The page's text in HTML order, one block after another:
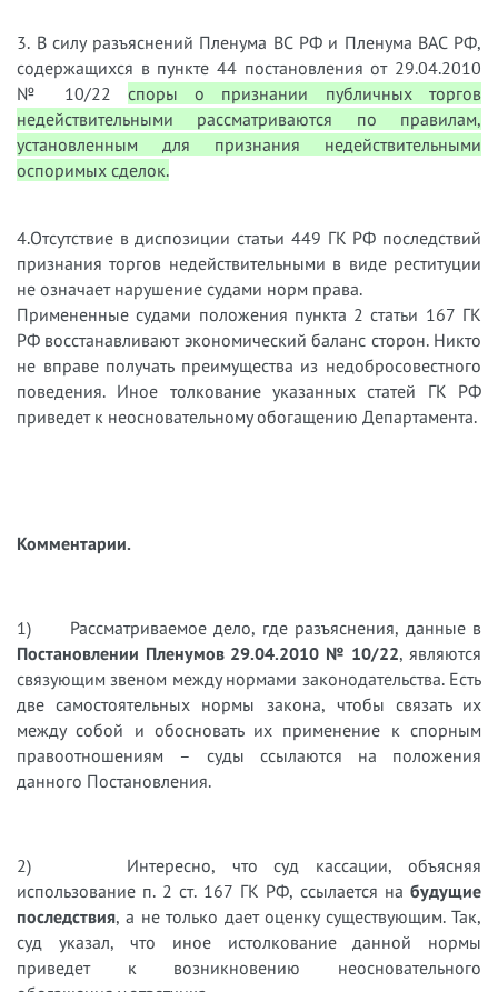
3. В силу разъяснений Пленума ВС РФ и Пленума ВАС РФ,
содержащихся в пункте 44 постановления от 29.04.2010
№ 10/22 споры о признании публичных торгов
недействительными рассматриваются по правилам,
установленным для признания недействительными
оспоримых сделок.
4.Отсутствие в диспозиции статьи 449 ГК РФ последствий
признания торгов недействительными в виде реституции
не означает нарушение судами норм права.
Примененные судами положения пункта 2 статьи 167 ГК
РФ восстанавливают экономический баланс сторон. Никто
не вправе получать преимущества из недобросовестного
поведения. Иное толкование указанных статей ГК РФ
приведет к неосновательному обогащению Департамента.
Комментарии.
1) Рассматриваемое дело, где разъяснения, данные в
Постановлении Пленумов 29.04.2010 № 10/22, являются
связующим звеном между нормами законодательства. Есть
две самостоятельных нормы закона, чтобы связать их
между собой и обосновать их применение к спорным
правоотношениям – суды ссылаются на положения
данного Постановления.
2) Интересно, что суд кассации, объясняя
использование п. 2 ст. 167 ГК РФ, ссылается на будущие
последствия, а не только дает оценку существующим. Так,
суд указал, что иное истолкование данной нормы
приведет к возникновению неосновательного